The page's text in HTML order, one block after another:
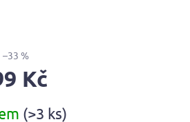
–33 %
Kč
(>3 ks)